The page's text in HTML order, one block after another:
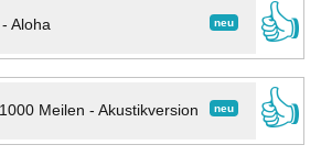
neu
Aloha
👍
neu
1000 Meilen - Akustikversion
👍